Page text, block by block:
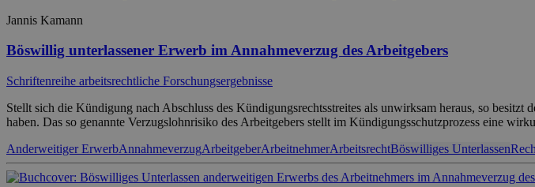
Jannis Kamann
Böswillig unterlassener Erwerb im Annahmeverzug des Arbeitgebers
Schriftenreihe arbeitsrechtliche Forschungsergebnisse
Stellt sich die Kündigung nach Abschluss des Kündigungsrechtsstreites als unwirksam heraus, so
haben. Das so genannte Verzugslohnrisiko des Arbeitgebers stellt im Kündigungsschutzprozess eine
Anderweitiger ErwerbAnnahmeverzugArbeitgeberArbeitnehmerArbeitsrechtBöswilliges Unterlassen